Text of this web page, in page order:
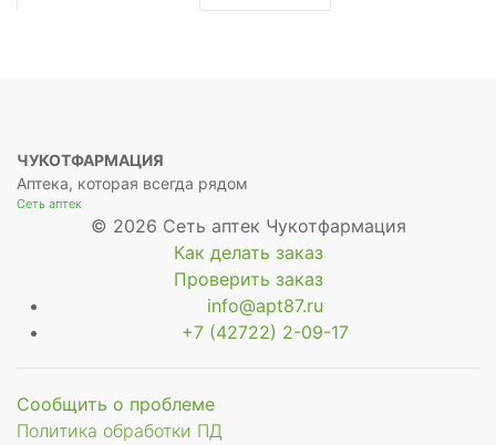
ЧУКОТФАРМАЦИЯ
Аптека, которая всегда рядом
Сеть аптек
© 2026 Сеть аптек Чукотфармация
Как делать заказ
Проверить заказ
info@apt87.ru
+7 (42722) 2-09-17
Сообщить о проблеме
Политика обработки ПД